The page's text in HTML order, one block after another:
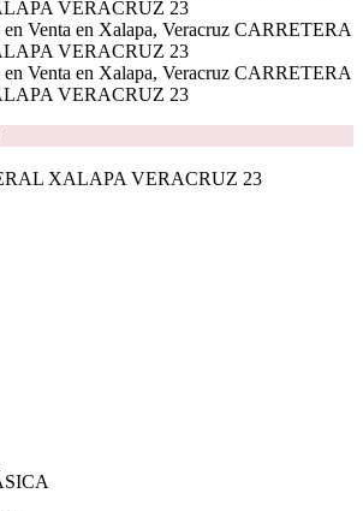
XALAPA VERACRUZ 23